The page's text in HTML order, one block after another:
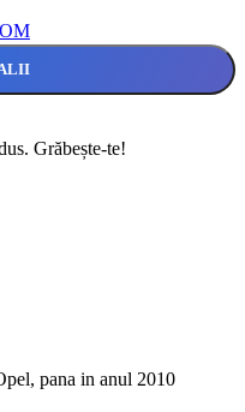
Grăbește-te!
pana in anul 2010